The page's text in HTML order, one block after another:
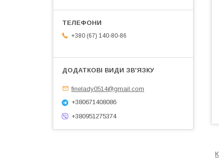
+380 (67) 140-80-86
finelady0514@gmail.com
+380671408086
+380951275374